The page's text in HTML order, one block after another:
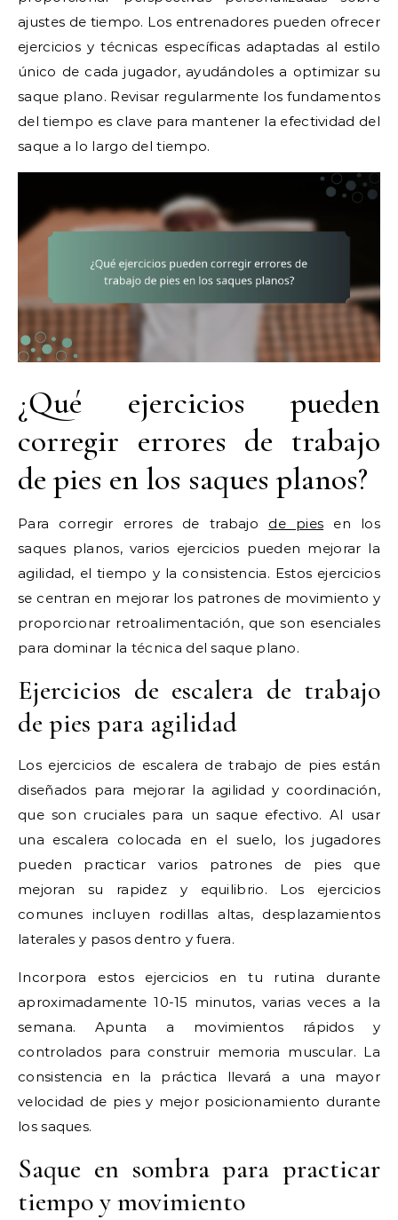
ajustes de tiempo. Los entrenadores pueden ofrecer
ejercicios y técnicas específicas adaptadas al estilo
único de cada jugador, ayudándoles a optimizar su
saque plano. Revisar regularmente los fundamentos
del tiempo es clave para mantener la efectividad del
saque a lo largo del tiempo.
¿Qué ejercicios pueden
corregir errores de trabajo
de pies en los saques planos?
Para corregir errores de trabajo de pies en los
saques planos, varios ejercicios pueden mejorar la
agilidad, el tiempo y la consistencia. Estos ejercicios
se centran en mejorar los patrones de movimiento y
proporcionar retroalimentación, que son esenciales
para dominar la técnica del saque plano.
Ejercicios de escalera de trabajo
de pies para agilidad
Los ejercicios de escalera de trabajo de pies están
diseñados para mejorar la agilidad y coordinación,
que son cruciales para un saque efectivo. Al usar
una escalera colocada en el suelo, los jugadores
pueden practicar varios patrones de pies que
mejoran su rapidez y equilibrio. Los ejercicios
comunes incluyen rodillas altas, desplazamientos
laterales y pasos dentro y fuera.
Incorpora estos ejercicios en tu rutina durante
aproximadamente 10-15 minutos, varias veces a la
semana. Apunta a movimientos rápidos y
controlados para construir memoria muscular. La
consistencia en la práctica llevará a una mayor
velocidad de pies y mejor posicionamiento durante
los saques.
Saque en sombra para practicar
tiempo y movimiento